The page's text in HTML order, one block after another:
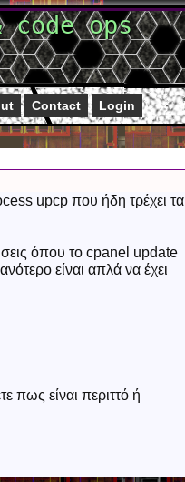
code ops
Contact Login
upcp που ήδη τρέχει τα
όπου το cpanel update
είναι απλά να έχει
πως είναι περιττό ή